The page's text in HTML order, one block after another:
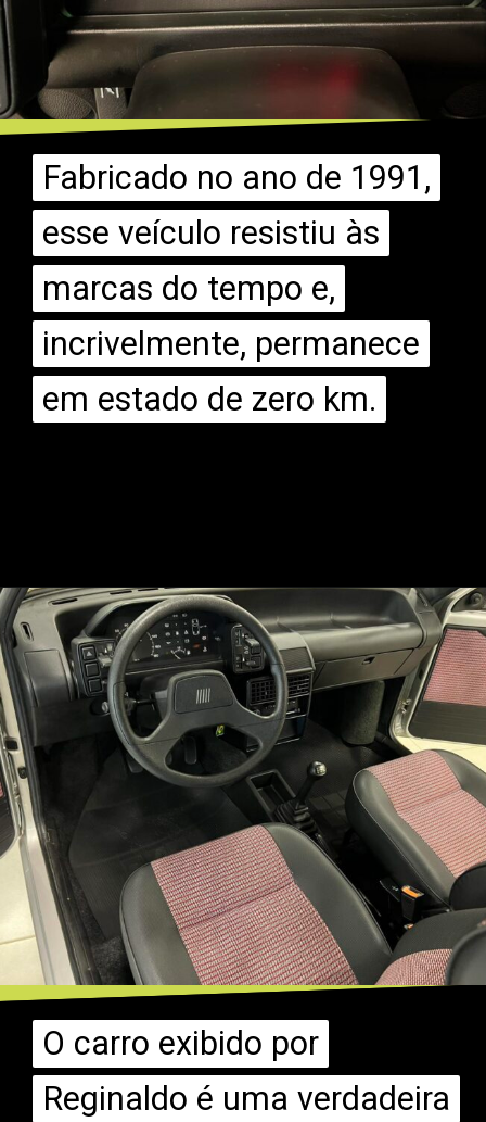
Fabricado no ano de 1991,
esse veículo resistiu às
marcas do tempo e,
incrivelmente, permanece
em estado de zero km.
Fabricado no ano de 1991,
esse veículo resistiu às
marcas do tempo e,
incrivelmente, permanece
em estado de zero km.
Opening https://mundofixa.com.br/32-anos-depois-fiat-uno-brio-1991-segue-em-estado-de-0km-17-fotos/
O carro exibido por
Reginaldo é uma verdadeira
O carro exibido por
Reginaldo é uma verdadeira